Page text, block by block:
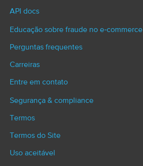
API docs
Educação sobre fraude no e‑commerce
Perguntas frequentes
Carreiras
Entre em contato
Segurança & compliance
Termos
Termos do Site
Uso aceitável